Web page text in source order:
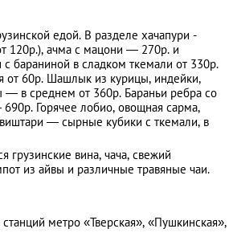
едой. В разделе хачапури -
120р.), ачма с мацони — 270р. и
бараниной в сладком ткемали от 330р.
от 60р. Шашлык из курицы, индейки,
— в среднем от 360р. Бараньи ребра со
Горячее лобио, овощная сарма,
— сырные кубики с ткемали, в
грузинские вина, чача, свежий
из айвы и различные травяные чаи.
метро «Тверская», «Пушкинская»,